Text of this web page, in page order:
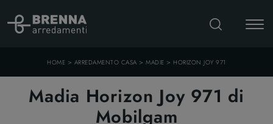
HOME > ARREDAMENTO CASA >MADIE > HORIZON JOY 971
Madia Horizon Joy 971 di
Mobilgam